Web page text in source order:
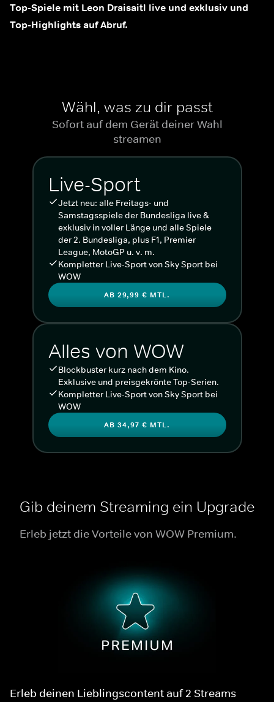
Top-Spiele mit Leon Draisaitl live und exklusiv und
Top-Highlights auf Abruf.
Wähl, was zu dir passt
Sofort auf dem Gerät deiner Wahl
streamen
Live-Sport
Jetzt neu: alle Freitags- und
Samstagsspiele der Bundesliga live &
exklusiv in voller Länge und alle Spiele
der 2. Bundesliga, plus F1, Premier
League, MotoGP u. v. m.
Kompletter Live-Sport von Sky Sport bei
WOW
AB 29,99 € MTL.
Alles von WOW
Blockbuster kurz nach dem Kino.
Exklusive und preisgekrönte Top-Serien.
Kompletter Live-Sport von Sky Sport bei
WOW
AB 34,97 € MTL.
Gib deinem Streaming ein Upgrade
Erleb jetzt die Vorteile von WOW Premium.
Erleb deinen Lieblingscontent auf 2 Streams